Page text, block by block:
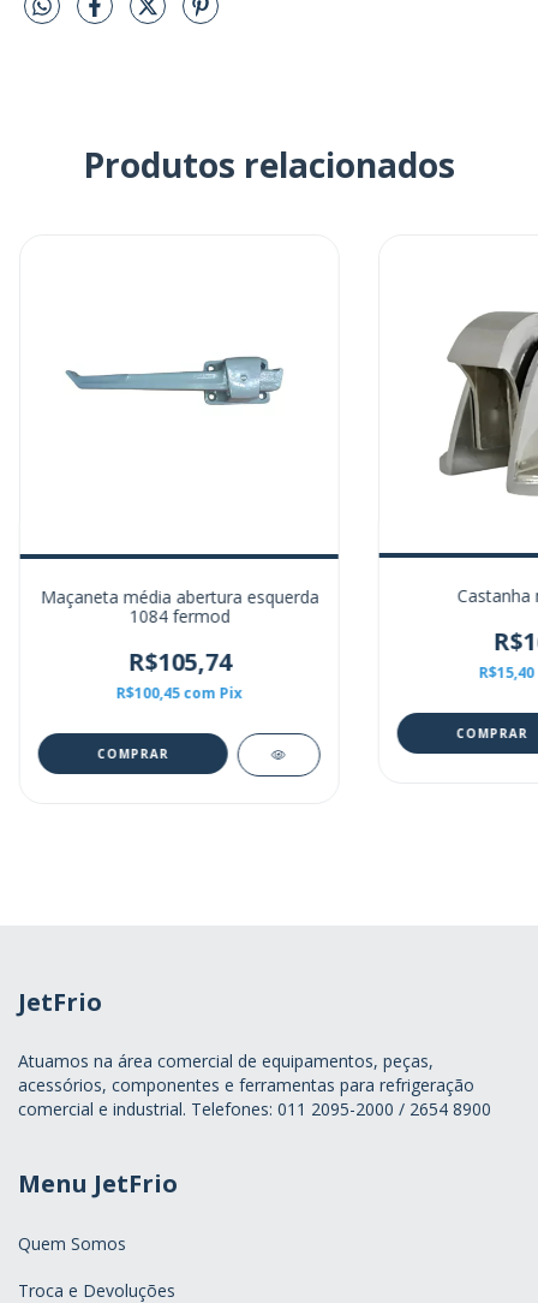
Produtos relacionados
Maçaneta média abertura esquerda
1084 fermod
R$105,74
R$100,45com Pix
Castanha
R$15,40
JetFrio
Atuamos na área comercial de equipamentos, peças,
acessórios, componentes e ferramentas para refrigeração
comercial e industrial. Telefones: 011 2095-2000 / 2654 8900
Menu JetFrio
Quem Somos
Troca e Devoluções